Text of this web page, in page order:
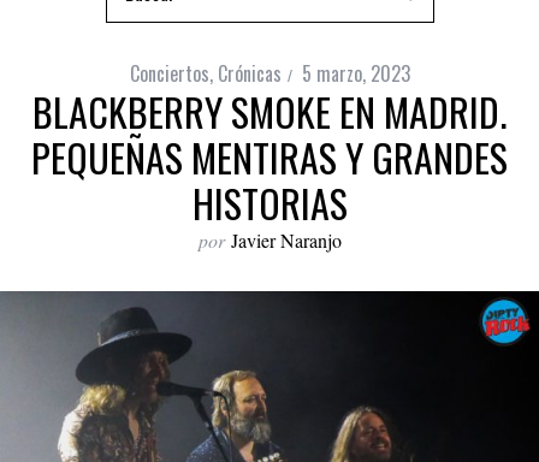
Conciertos, Crónicas 5 marzo, 2023
BLACKBERRY SMOKE EN MADRID.
PEQUEÑAS MENTIRAS Y GRANDES
HISTORIAS
por Javier Naranjo